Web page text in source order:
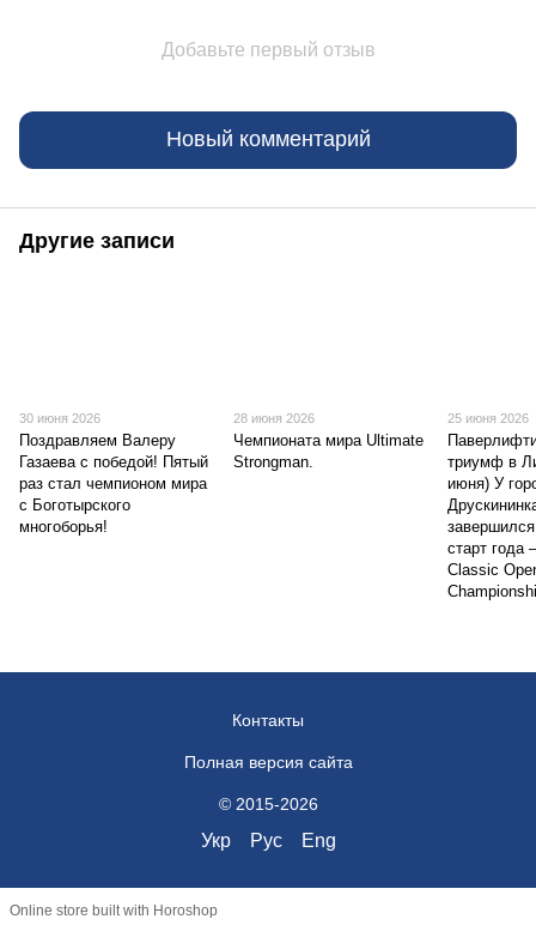
Добавьте первый отзыв
Новый комментарий
Другие записи
30 июня 2026
Поздравляем Валеру
Газаева с победой! Пятый
раз стал чемпионом мира
с Боготырского
многоборья!
28 июня 2026
Чемпионата мира Ultimate
Strongman.
25 июня 2026
триумф в
июня) У
старт года
Classic
Контакты
Полная версия сайта
© 2015-2026
Укр Рус Eng
Online store built with Horoshop